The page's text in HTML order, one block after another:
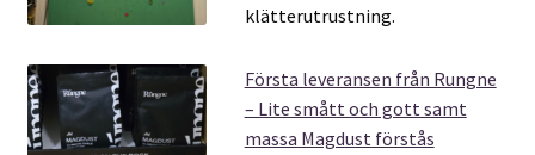
klätterutrustning.
Första leveransen från Rungne
– Lite smått och gott samt
massa Magdust förstås